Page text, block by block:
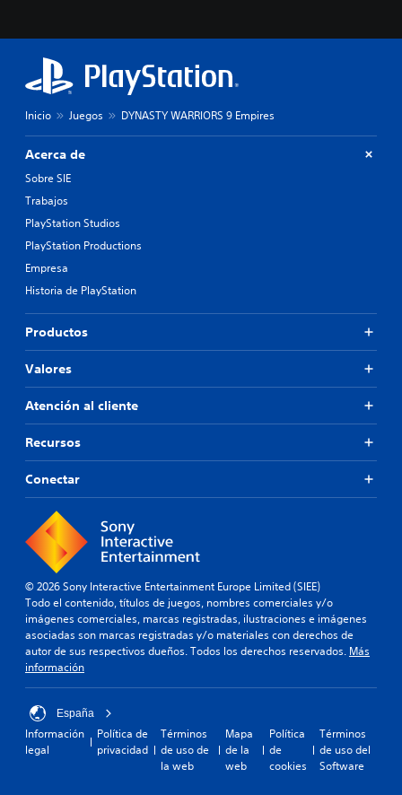
Inicio Juegos DYNASTY WARRIORS 9 Empires
Acerca de
Sobre SIE
Trabajos
PlayStation Studios
PlayStation Productions
Empresa
Historia de PlayStation
Productos
Valores
Atención al cliente
Recursos
Conectar
© 2026 Sony Interactive Entertainment Europe Limited (SIEE)
Todo el contenido, títulos de juegos, nombres comerciales y/o
imágenes comerciales, marcas registradas, ilustraciones e imágenes
asociadas son marcas registradas y/o materiales con derechos de
autor de sus respectivos dueños. Todos los derechos reservados. Más
información
España
Información
legal
Política de
privacidad
Términos
de uso de
la web
Mapa
de la
web
Política
de
cookies
Términos
de uso del
Software